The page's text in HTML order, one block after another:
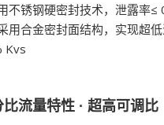
不锈钢硬密封技术，泄露率≤
用合金密封面结构，实现超
Kvs
流量特性 · 超高可调比